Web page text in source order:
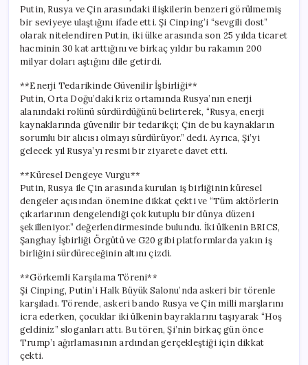
Putin, Rusya ve Çin arasındaki ilişkilerin benzeri görülmemiş
bir seviyeye ulaştığını ifade etti. Şi Cinping’i “sevgili dost”
olarak nitelendiren Putin, iki ülke arasında son 25 yılda ticaret
hacminin 30 kat arttığını ve birkaç yıldır bu rakamın 200
milyar doları aştığını dile getirdi.
**Enerji Tedarikinde Güvenilir İşbirliği**
Putin, Orta Doğu’daki kriz ortamında Rusya’nın enerji
alanındaki rolünü sürdürdüğünü belirterek, “Rusya, enerji
kaynaklarında güvenilir bir tedarikçi; Çin de bu kaynakların
sorumlu bir alıcısı olmayı sürdürüyor.” dedi. Ayrıca, Şi’yi
gelecek yıl Rusya’yı resmi bir ziyarete davet etti.
**Küresel Dengeye Vurgu**
Putin, Rusya ile Çin arasında kurulan iş birliğinin küresel
dengeler açısından önemine dikkat çekti ve “Tüm aktörlerin
çıkarlarının dengelendiği çok kutuplu bir dünya düzeni
şekilleniyor.” değerlendirmesinde bulundu. İki ülkenin BRICS,
Şanghay İşbirliği Örgütü ve G20 gibi platformlarda yakın iş
birliğini sürdüreceğinin altını çizdi.
**Görkemli Karşılama Töreni**
Şi Cinping, Putin’i Halk Büyük Salonu’nda askeri bir törenle
karşıladı. Törende, askeri bando Rusya ve Çin milli marşlarını
icra ederken, çocuklar iki ülkenin bayraklarını taşıyarak “Hoş
geldiniz” sloganları attı. Bu tören, Şi’nin birkaç gün önce
Trump’ı ağırlamasının ardından gerçekleştiği için dikkat
çekti.